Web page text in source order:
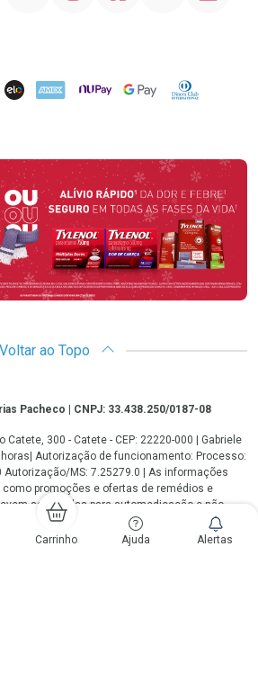
Carrinho Ajuda Alertas
ELO AMEX NuPay Google PayDiners Club
Voltar ao Topo
Pacheco | CNPJ: 33.438.250/0187-08
Catete, 300 - Catete - CEP: 22220-000 | Gabriele
horas| Autorização de funcionamento: Processo:
Autorização/MS: 7.25279.0 | As informações
promoções e ofertas de remédios e
ser usadas para automedicação e não
a medicação prescrita pelo profissional da
médico está em condições de diagnosticar